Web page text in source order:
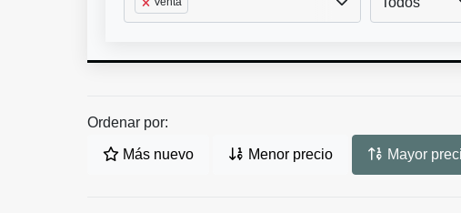
Ordenar por:
Más nuevo Menor precio Mayor